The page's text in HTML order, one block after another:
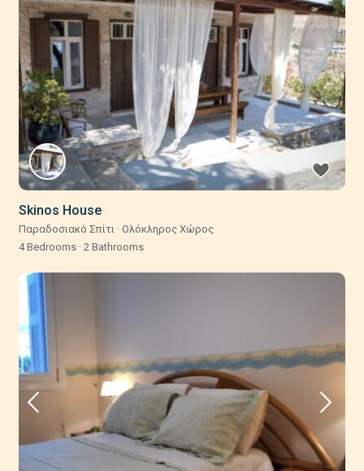
Skinos House
Παραδοσιακό Σπίτι · Ολόκληρος Χώρος
4 Bedrooms · 2 Bathrooms